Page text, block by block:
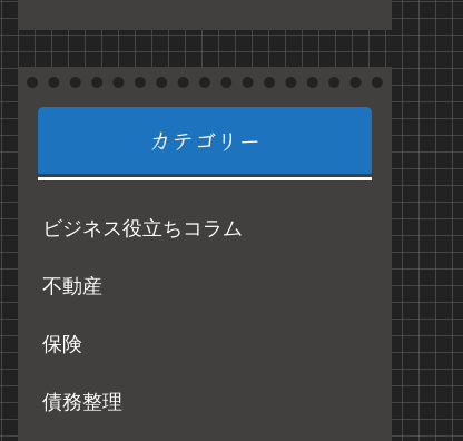
カテゴリー
ビジネス役立ちコラム
不動産
保険
債務整理